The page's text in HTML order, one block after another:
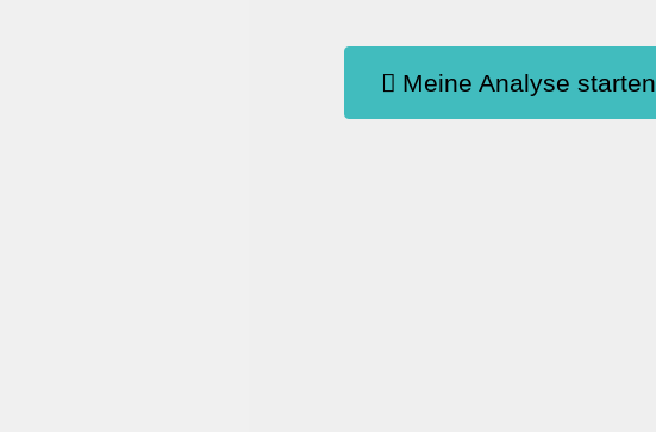
Meine Analyse starten